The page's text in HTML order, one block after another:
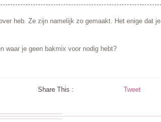
heb. Ze zijn namelijk zo gemaakt. Het enige dat je
waar je geen bakmix voor nodig hebt?
Share This : Tweet